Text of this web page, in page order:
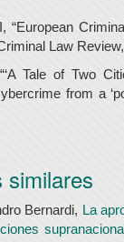
“European
Law
Tale of Two
from a
Bernardi, La